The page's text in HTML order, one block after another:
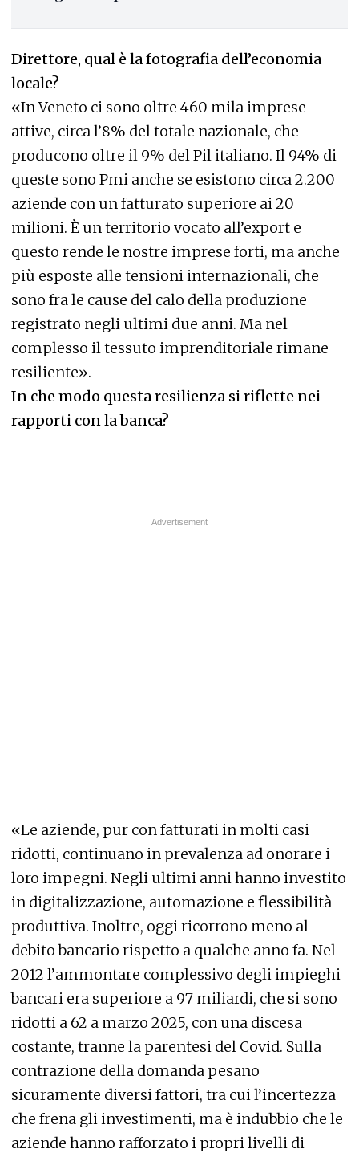
Direttore, qual è la fotografia dell’economia
locale?
«In Veneto ci sono oltre 460 mila imprese
attive, circa l’8% del totale nazionale, che
producono oltre il 9% del Pil italiano. Il 94% di
queste sono Pmi anche se esistono circa 2.200
aziende con un fatturato superiore ai 20
milioni. È un territorio vocato all’export e
questo rende le nostre imprese forti, ma anche
più esposte alle tensioni internazionali, che
sono fra le cause del calo della produzione
registrato negli ultimi due anni. Ma nel
complesso il tessuto imprenditoriale rimane
resiliente».
In che modo questa resilienza si riflette nei
rapporti con la banca?
«Le aziende, pur con fatturati in molti casi
ridotti, continuano in prevalenza ad onorare i
loro impegni. Negli ultimi anni hanno investito
in digitalizzazione, automazione e flessibilità
produttiva. Inoltre, oggi ricorrono meno al
debito bancario rispetto a qualche anno fa. Nel
2012 l’ammontare complessivo degli impieghi
bancari era superiore a 97 miliardi, che si sono
ridotti a 62 a marzo 2025, con una discesa
costante, tranne la parentesi del Covid. Sulla
contrazione della domanda pesano
sicuramente diversi fattori, tra cui l’incertezza
che frena gli investimenti, ma è indubbio che le
aziende hanno rafforzato i propri livelli di